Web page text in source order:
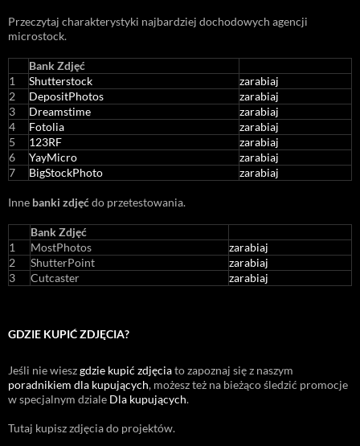
Przeczytaj charakterystyki najbardziej dochodowych agencji
microstock.
Bank Zdjęć
1
Shutterstock
zarabiaj
2
DepositPhotos
zarabiaj
3
Dreamstime
zarabiaj
4
Fotolia
zarabiaj
5
123RF
zarabiaj
6
YayMicro
zarabiaj
7
BigStockPhoto zarabiaj
Inne banki zdjęćdo przetestowania.
Bank Zdjęć
1
MostPhotos
zarabiaj
2
ShutterPoint
zarabiaj
3
Cutcaster zarabiaj
GDZIE KUPIĆ ZDJĘCIA?
Jeśli nie wieszgdzie kupić zdjęciato zapoznaj się z naszym
poradnikiem dla kupujących, możesz też na bieżąco śledzić promocje
w specjalnym dziale Dla kupujących.
Tutaj kupisz zdjęcia do projektów.